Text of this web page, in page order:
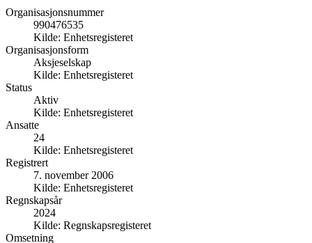
Organisasjonsnummer
990476535
Kilde: Enhetsregisteret
Organisasjonsform
Aksjeselskap
Kilde: Enhetsregisteret
Status
Aktiv
Kilde: Enhetsregisteret
Ansatte
24
Kilde: Enhetsregisteret
Registrert
7. november 2006
Kilde: Enhetsregisteret
Regnskapsår
2024
Kilde: Regnskapsregisteret
Omsetning